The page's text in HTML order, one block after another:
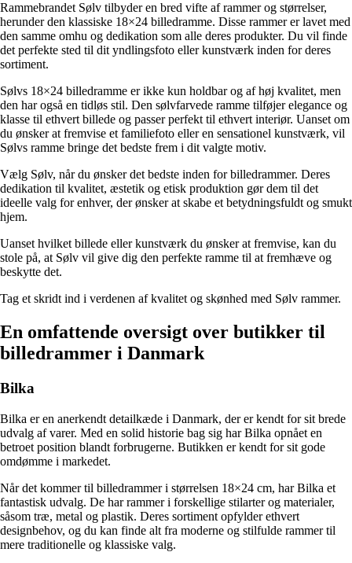
Rammebrandet Sølv tilbyder en bred vifte af rammer og størrelser,
herunder den klassiske 18×24 billedramme. Disse rammer er lavet med
den samme omhu og dedikation som alle deres produkter. Du vil finde
det perfekte sted til dit yndlingsfoto eller kunstværk inden for deres
sortiment.
Sølvs 18×24 billedramme er ikke kun holdbar og af høj kvalitet, men
den har også en tidløs stil. Den sølvfarvede ramme tilføjer elegance og
klasse til ethvert billede og passer perfekt til ethvert interiør. Uanset om
du ønsker at fremvise et familiefoto eller en sensationel kunstværk, vil
Sølvs ramme bringe det bedste frem i dit valgte motiv.
Vælg Sølv, når du ønsker det bedste inden for billedrammer. Deres
dedikation til kvalitet, æstetik og etisk produktion gør dem til det
ideelle valg for enhver, der ønsker at skabe et betydningsfuldt og smukt
hjem.
Uanset hvilket billede eller kunstværk du ønsker at fremvise, kan du
stole på, at Sølv vil give dig den perfekte ramme til at fremhæve og
beskytte det.
Tag et skridt ind i verdenen af kvalitet og skønhed med Sølv rammer.
En omfattende oversigt over butikker til
billedrammer i Danmark
Bilka
Bilka er en anerkendt detailkæde i Danmark, der er kendt for sit brede
udvalg af varer. Med en solid historie bag sig har Bilka opnået en
betroet position blandt forbrugerne. Butikken er kendt for sit gode
omdømme i markedet.
Når det kommer til billedrammer i størrelsen 18×24 cm, har Bilka et
fantastisk udvalg. De har rammer i forskellige stilarter og materialer,
såsom træ, metal og plastik. Deres sortiment opfylder ethvert
designbehov, og du kan finde alt fra moderne og stilfulde rammer til
mere traditionelle og klassiske valg.